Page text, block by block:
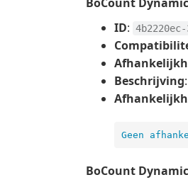
ID:
Beschrijving
Geen
BoCount